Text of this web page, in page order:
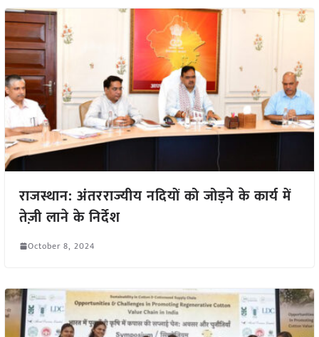
राजस्थान: अंतरराज्यीय नदियों को जोड़ने के कार्य में
तेज़ी लाने के निर्देश
October 8, 2024